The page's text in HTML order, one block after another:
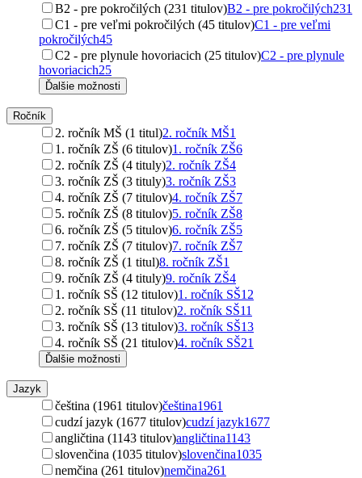
B2 - pre pokročilých (231 titulov)B2 - pre pokročilých231
C1 - pre veľmi pokročilých (45 titulov)C1 - pre veľmi
pokročilých45
C2 - pre plynule hovoriacich (25 titulov)C2 - pre plynule
hovoriacich25
Ďalšie možnosti
Ročník
2. ročník MŠ (1 titul)2. ročník MŠ1
1. ročník ZŠ (6 titulov)1. ročník ZŠ6
2. ročník ZŠ (4 tituly)2. ročník ZŠ4
3. ročník ZŠ (3 tituly)3. ročník ZŠ3
4. ročník ZŠ (7 titulov)4. ročník ZŠ7
5. ročník ZŠ (8 titulov)5. ročník ZŠ8
6. ročník ZŠ (5 titulov)6. ročník ZŠ5
7. ročník ZŠ (7 titulov)7. ročník ZŠ7
8. ročník ZŠ (1 titul)8. ročník ZŠ1
9. ročník ZŠ (4 tituly)9. ročník ZŠ4
1. ročník SŠ (12 titulov)1. ročník SŠ12
2. ročník SŠ (11 titulov)2. ročník SŠ11
3. ročník SŠ (13 titulov)3. ročník SŠ13
4. ročník SŠ (21 titulov)4. ročník SŠ21
Ďalšie možnosti
Jazyk
čeština (1961 titulov)čeština1961
cudzí jazyk (1677 titulov)cudzí jazyk1677
angličtina (1143 titulov)angličtina1143
slovenčina (1035 titulov)slovenčina1035
nemčina (261 titulov)nemčina261